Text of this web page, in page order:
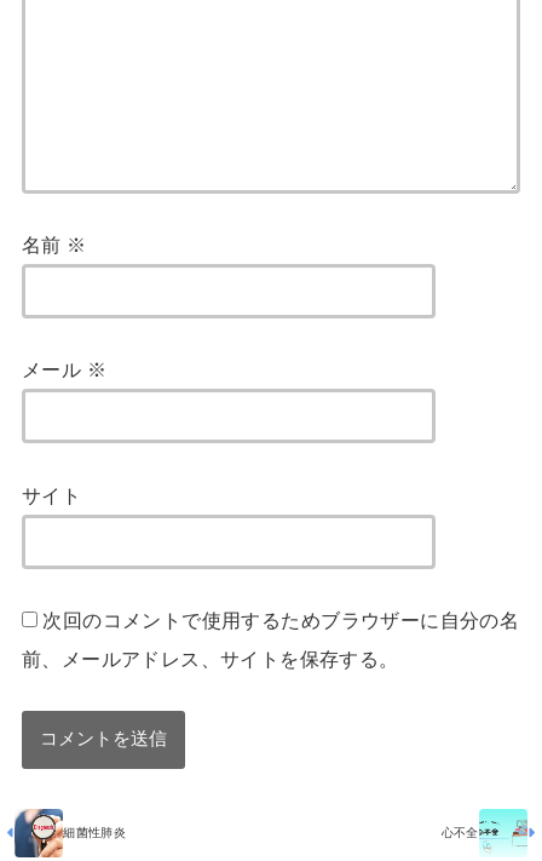
名前 ※
メール ※
サイト
次回のコメントで使用するためブラウザーに自分の名
前、メールアドレス、サイトを保存する。
細菌性肺炎 心不全